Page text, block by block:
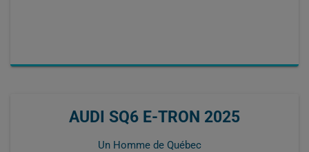
AUDI SQ6 E-TRON 2025
Un Homme de Québec